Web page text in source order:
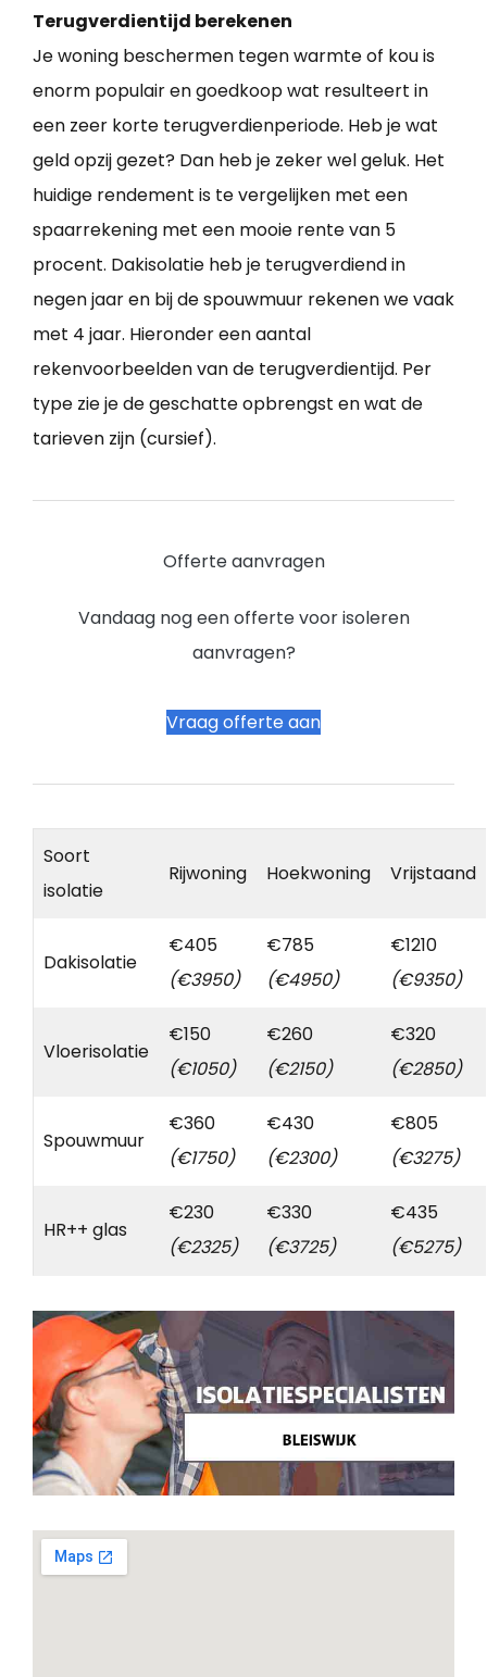
Terugverdientijd berekenen
Je woning beschermen tegen warmte of kou is
enorm populair en goedkoop wat resulteert in
een zeer korte terugverdienperiode. Heb je wat
geld opzij gezet? Dan heb je zeker wel geluk. Het
huidige rendement is te vergelijken met een
spaarrekening met een mooie rente van 5
procent. Dakisolatie heb je terugverdiend in
negen jaar en bij de spouwmuur rekenen we vaak
met 4 jaar. Hieronder een aantal
rekenvoorbeelden van de terugverdientijd. Per
type zie je de geschatte opbrengst en wat de
tarieven zijn (cursief).
Offerte aanvragen
Vandaag nog een offerte voor isoleren
aanvragen?
Vraag offerte aan
Soort
isolatie
Rijwoning Hoekwoning Vrijstaand
Dakisolatie
€405
(€3950)
€785
(€4950)
€1210
(€9350)
Vloerisolatie
€150
(€1050)
€260
(€2150)
€320
(€2850)
Spouwmuur
€360
(€1750)
€430
(€2300)
€805
(€3275)
HR++ glas
€230
(€2325)
€330
(€3725)
€435
(€5275)